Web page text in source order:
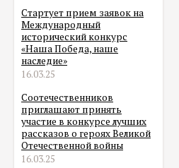
Стартует прием заявок на
Международный
исторический конкурс
«Наша Победа, наше
наследие»
16.03.25
Соотечественников
приглашают принять
участие в конкурсе лучших
рассказов о героях Великой
Отечественной войны
16.03.25